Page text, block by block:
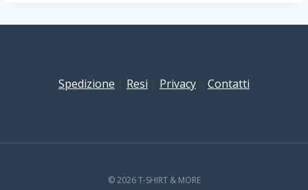
Spedizione Resi Privacy Contatti
© 2026 T-SHIRT & MORE